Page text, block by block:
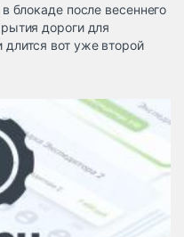
и
Дзен
блокаде после весеннего
дороги для
длится вот уже второй